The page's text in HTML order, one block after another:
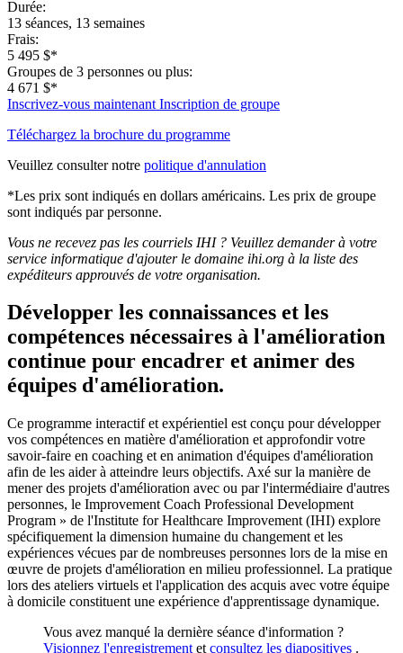
Durée:
13 séances, 13 semaines
Frais:
5 495 $*
Groupes de 3 personnes ou plus:
4 671 $*
Inscrivez-vous maintenant Inscription de groupe
Téléchargez la brochure du programme
Veuillez consulter notre politique d'annulation
*Les prix sont indiqués en dollars américains. Les prix de groupe
sont indiqués par personne.
Vous ne recevez pas les courriels IHI ? Veuillez demander à votre
service informatique d'ajouter le domaine ihi.org à la liste des
expéditeurs approuvés de votre organisation.
Développer les connaissances et les
compétences nécessaires à l'amélioration
continue pour encadrer et animer des
équipes d'amélioration.
Ce programme interactif et expérientiel est conçu pour développer
vos compétences en matière d'amélioration et approfondir votre
savoir-faire en coaching et en animation d'équipes d'amélioration
afin de les aider à atteindre leurs objectifs. Axé sur la manière de
mener des projets d'amélioration avec ou par l'intermédiaire d'autres
personnes, le Improvement Coach Professional Development
Program » de l'Institute for Healthcare Improvement (IHI) explore
spécifiquement la dimension humaine du changement et les
expériences vécues par de nombreuses personnes lors de la mise en
œuvre de projets d'amélioration en milieu professionnel. La pratique
lors des ateliers virtuels et l'application des acquis avec votre équipe
à domicile constituent une expérience d'apprentissage dynamique.
Vous avez manqué la dernière séance d'information ?
Visionnez l'enregistrement et consultez les diapositives .